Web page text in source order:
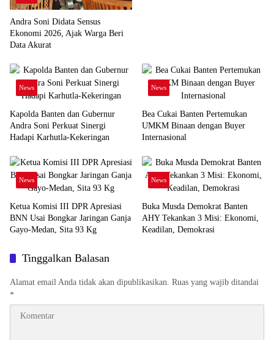
Andra Soni Didata Sensus
Ekonomi 2026, Ajak Warga Beri
Data Akurat
News
Kapolda Banten dan Gubernur
Andra Soni Perkuat Sinergi
Hadapi Karhutla-Kekeringan
News
Bea Cukai Banten Pertemukan
UMKM Binaan dengan Buyer
Internasional
News
Ketua Komisi III DPR Apresiasi
BNN Usai Bongkar Jaringan Ganja
Gayo-Medan, Sita 93 Kg
News
Buka Musda Demokrat Banten
AHY Tekankan 3 Misi: Ekonomi,
Keadilan, Demokrasi
Tinggalkan Balasan
Alamat email Anda tidak akan dipublikasikan. Ruas yang wajib ditandai
*